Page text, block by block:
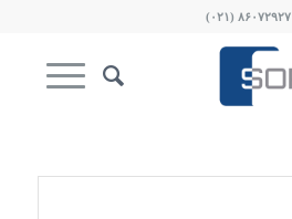
۸۶۰۷۲۹۲۷ (۰۲۱)